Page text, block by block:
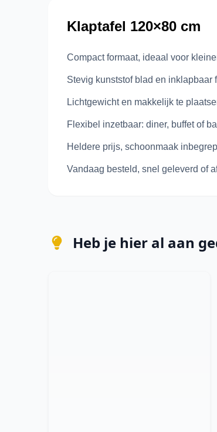
Klaptafel 120×80 cm
Compact formaat, ideaal voor
Stevig kunststof blad en inklapbaar
Lichtgewicht en makkelijk te
Flexibel inzetbaar: diner, buffet of
Heldere prijs, schoonmaak
Vandaag besteld, snel geleverd of
Heb je hier al aan